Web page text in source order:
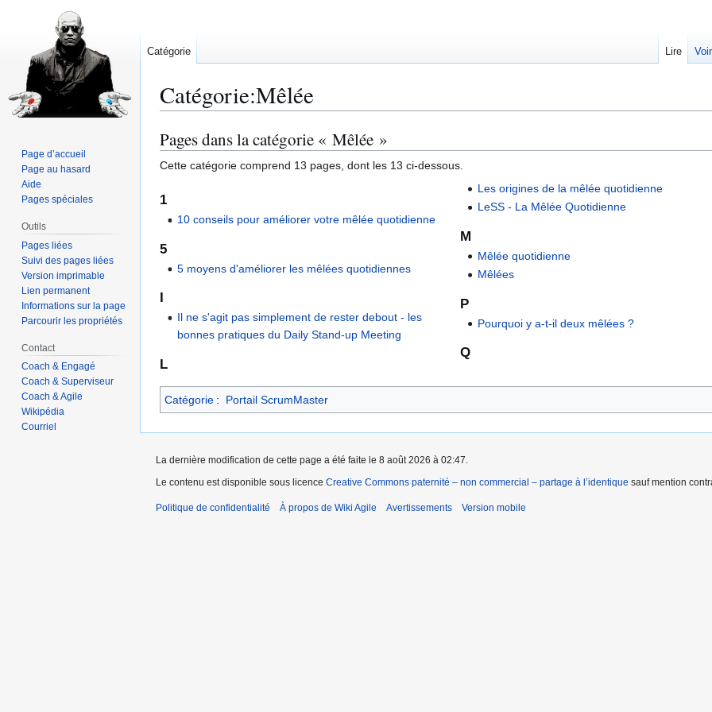
Catégorie:Mêlée
Aller
à
la
Aller
à
la
Pages dans la catégorie « Mêlée »
Cette catégorie comprend 13 pages, dont les 13 ci-dessous.
1
10 conseils pour améliorer votre mêlée quotidienne
5
5 moyens d'améliorer les mêlées quotidiennes
Il ne s'agit pas simplement de rester debout - les
bonnes pratiques du Daily Stand-up Meeting
L
Les origines de la mêlée quotidienne
LeSS - La Mêlée Quotidienne
M
Mêlée quotidienne
Mêlées
P
Pourquoi y a-t-il deux mêlées ?
Q
Catégorie : Portail ScrumMaster
Catégorie Lire
Page d’accueil
Page au hasard
Aide
Pages spéciales
Outils
Pages liées
Suivi des pages liées
Version imprimable
Lien permanent
Informations sur la page
Parcourir les propriétés
Contact
Coach & Engagé
Coach & Superviseur
Coach & Agile
Wikipédia
Courriel
La dernière modification de cette page a été faite le 8 août 2026 à 02:47.
Le contenu est disponible sous licence Creative Commons paternité – non commercial – partage à l’identique sauf mention
Politique de confidentialité À propos de Wiki Agile Avertissements Version mobile